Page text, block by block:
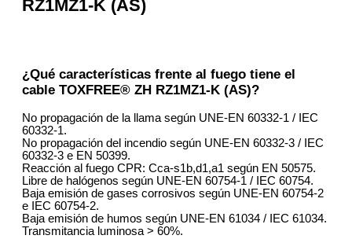
RZ1MZ1-K (AS)
¿Qué características frente al fuego tiene el
cable TOXFREE® ZH RZ1MZ1-K (AS)?
No propagación de la llama según UNE-EN 60332-1 / IEC
60332-1.
No propagación del incendio según UNE-EN 60332-3 / IEC
60332-3 e EN 50399.
Reacción al fuego CPR: Cca-s1b,d1,a1 según EN 50575.
Libre de halógenos según UNE-EN 60754-1 / IEC 60754.
Baja emisión de gases corrosivos según UNE-EN 60754-2
e IEC 60754-2.
Baja emisión de humos según UNE-EN 61034 / IEC 61034.
Transmitancia luminosa > 60%.